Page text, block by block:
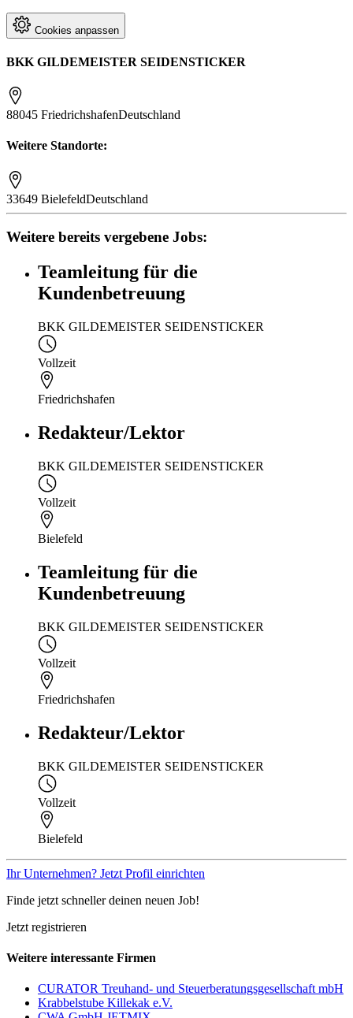
Cookies anpassen
BKK GILDEMEISTER SEIDENSTICKER
88045 FriedrichshafenDeutschland
Weitere Standorte:
33649 BielefeldDeutschland
Weitere bereits vergebene Jobs:
Teamleitung für die
Kundenbetreuung
BKK GILDEMEISTER SEIDENSTICKER
Vollzeit
Friedrichshafen
Redakteur/Lektor
BKK GILDEMEISTER SEIDENSTICKER
Vollzeit
Bielefeld
Teamleitung für die
Kundenbetreuung
BKK GILDEMEISTER SEIDENSTICKER
Vollzeit
Friedrichshafen
Redakteur/Lektor
BKK GILDEMEISTER SEIDENSTICKER
Vollzeit
Bielefeld
Ihr Unternehmen? Jetzt Profil einrichten
Finde jetzt schneller deinen neuen Job!
Jetzt registrieren
Weitere interessante Firmen
CURATOR Treuhand- und Steuerberatungsgesellschaft mbH
Krabbelstube Killekak e.V.